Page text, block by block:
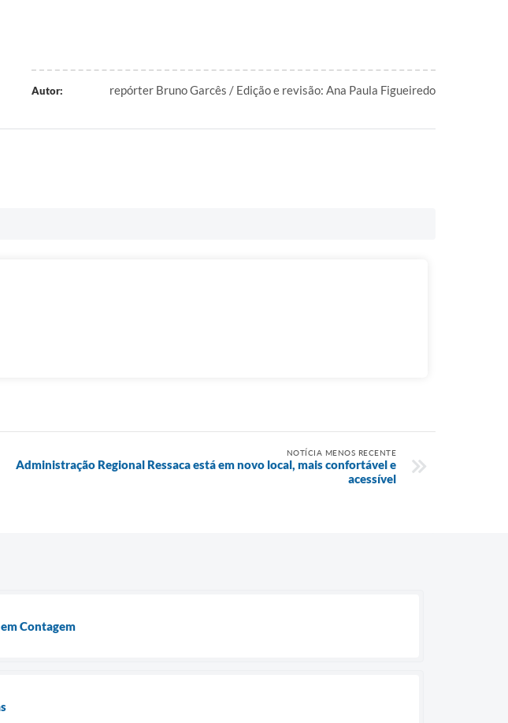
Autor: repórter Bruno Garcês / Edição e revisão: Ana Paula Figueiredo
NOTÍCIA MENOS RECENTE
Administração Regional Ressaca está em novo local, mais confortável e
acessível
Contagem